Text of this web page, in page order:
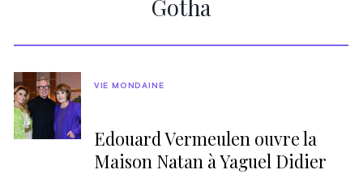
Gotha
Edouard Vermeulen ouvre la
Maison Natan à Yaguel Didier
VIE MONDAINE